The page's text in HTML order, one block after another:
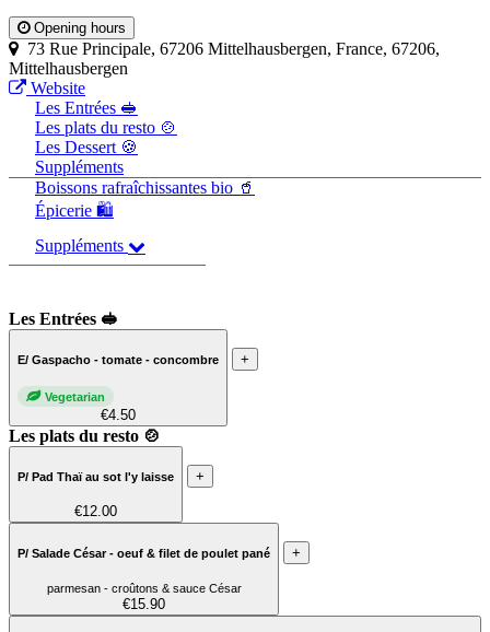
Opening hours
73 Rue Principale, 67206 Mittelhausbergen, France, 67206,
Mittelhausbergen
Website
Les Entrées 🥪
Les plats du resto 🍲
Les Dessert 🍪
Suppléments
Boissons rafraîchissantes bio 🥤
Épicerie 🛍️
Suppléments
Les Entrées 🥪
E/ Gaspacho - tomate - concombre
Vegetarian
€4.50
+
Les plats du resto 🍲
P/ Pad Thaï au sot l'y laisse
€12.00
+
P/ Salade César - oeuf & filet de poulet pané
parmesan - croûtons & sauce César
€15.90
+